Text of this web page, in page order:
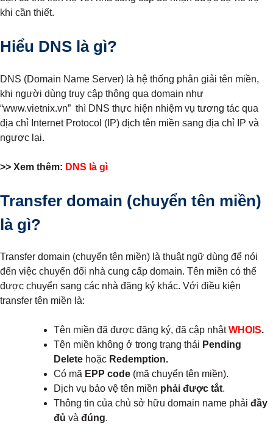
khi cần thiết.
Hiểu DNS là gì?
DNS (Domain Name Server) là hệ thống phân giải tên miền,
khi người dùng truy cập thông qua domain như
“www.vietnix.vn” thì DNS thực hiện nhiệm vụ tương tác qua
địa chỉ Internet Protocol (IP) dịch tên miền sang địa chỉ IP và
ngược lại.
>> Xem thêm: DNS là gì
Transfer domain (chuyển tên miền)
là gì?
Transfer domain (chuyển tên miền) là thuật ngữ dùng để nói
đến việc chuyển đổi nhà cung cấp domain. Tên miền có thể
được chuyển sang các nhà đăng ký khác. Với điều kiện
transfer tên miền là:
Tên miền đã được đăng ký, đã cập nhậtWHOIS.
Tên miền không ở trong trạng thái Pending
Delete hoặc Redemption.
Có mã EPP code (mã chuyển tên miền).
Dịch vụ bảo vệ tên miền phải được tắt.
Thông tin của chủ sở hữu domain name phải đầy
đủ và đúng.